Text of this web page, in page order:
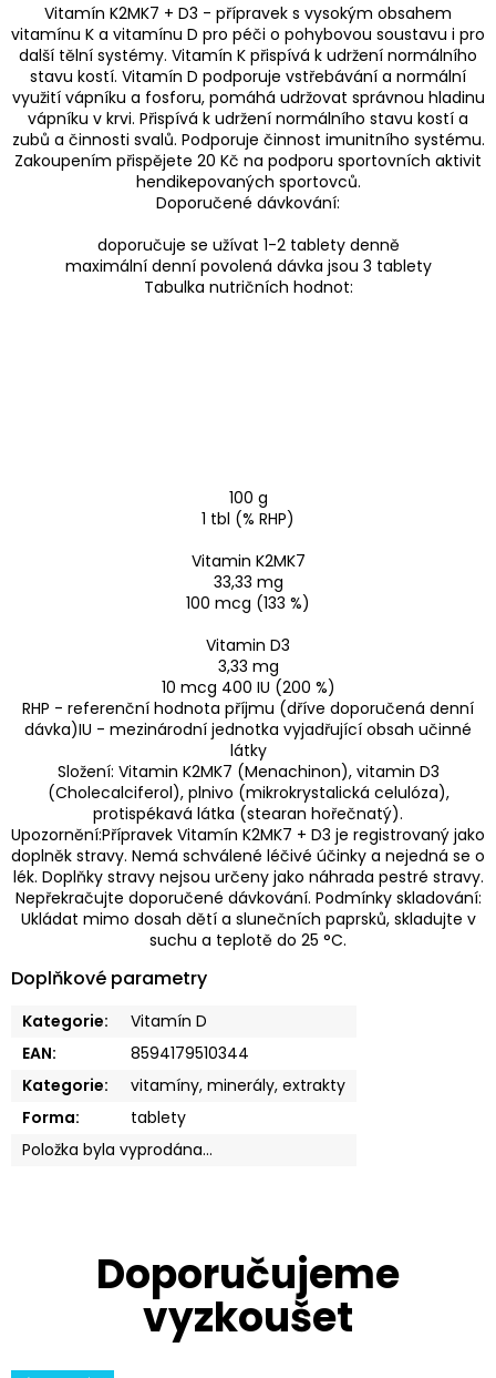
Vitamín K2MK7 + D3 - přípravek s vysokým obsahem
vitamínu K a vitamínu D pro péči o pohybovou soustavu i pro
další tělní systémy. Vitamín K přispívá k udržení normálního
stavu kostí. Vitamín D podporuje vstřebávání a normální
využití vápníku a fosforu, pomáhá udržovat správnou hladinu
vápníku v krvi. Přispívá k udržení normálního stavu kostí a
zubů a činnosti svalů. Podporuje činnost imunitního systému.
Zakoupením přispějete 20 Kč na podporu sportovních aktivit
hendikepovaných sportovců.
Doporučené dávkování:
doporučuje se užívat 1-2 tablety denně
maximální denní povolená dávka jsou 3 tablety
Tabulka nutričních hodnot:
100 g
1 tbl (% RHP)
Vitamin K2MK7
33,33 mg
100 mcg (133 %)
Vitamin D3
3,33 mg
10 mcg 400 IU (200 %)
RHP - referenční hodnota příjmu (dříve doporučená denní
dávka)IU - mezinárodní jednotka vyjadřující obsah učinné
látky
Složení: Vitamin K2MK7 (Menachinon), vitamin D3
(Cholecalciferol), plnivo (mikrokrystalická celulóza),
protispékavá látka (stearan hořečnatý).
Upozornění:Přípravek Vitamín K2MK7 + D3 je registrovaný jako
doplněk stravy. Nemá schválené léčivé účinky a nejedná se o
lék. Doplňky stravy nejsou určeny jako náhrada pestré stravy.
Nepřekračujte doporučené dávkování. Podmínky skladování:
Ukládat mimo dosah dětí a slunečních paprsků, skladujte v
suchu a teplotě do 25 °C.
Doplňkové parametry
Kategorie:
Vitamín D
EAN:
8594179510344
Kategorie:
vitamíny, minerály, extrakty
Forma:
tablety
Položka byla vyprodána…